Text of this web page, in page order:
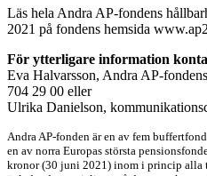
Läs hela Andra AP-fondens
2021 på fondens hemsida
För ytterligare information
Eva Halvarsson, Andra AP-
704 29 00 eller
Ulrika Danielson,
Andra AP-fonden är en av fem
en av norra Europas största
kronor (30 juni 2021) inom i princip alla